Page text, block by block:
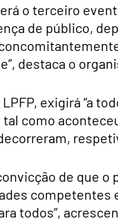
o terceiro
de público,
destaca o
exigirá “a
como
de que o
competentes
todos”,